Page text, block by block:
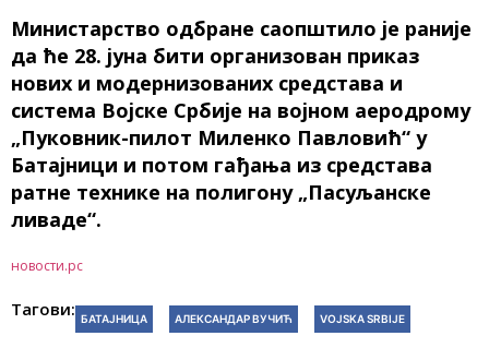
Министарство одбране саопштило је раније
да ће 28. јуна бити организован приказ
нових и модернизованих средстава и
система Војске Србије на војном аеродрому
„Пуковник-пилот Миленко Павловић“ у
Батајници и потом гађања из средстава
ратне технике на полигону „Пасуљанске
ливаде“.
новости.рс
Тагови: БАТАЈНИЦА АЛЕКСАНДАР ВУЧИЋ VOJSKA SRBIJE